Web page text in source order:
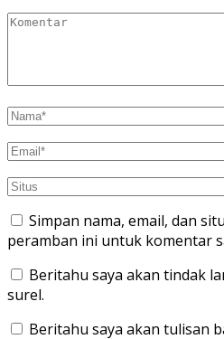
Simpan nama, email, dan
peramban ini untuk komentar
Beritahu saya akan tindak
surel.
Beritahu saya akan tulisan